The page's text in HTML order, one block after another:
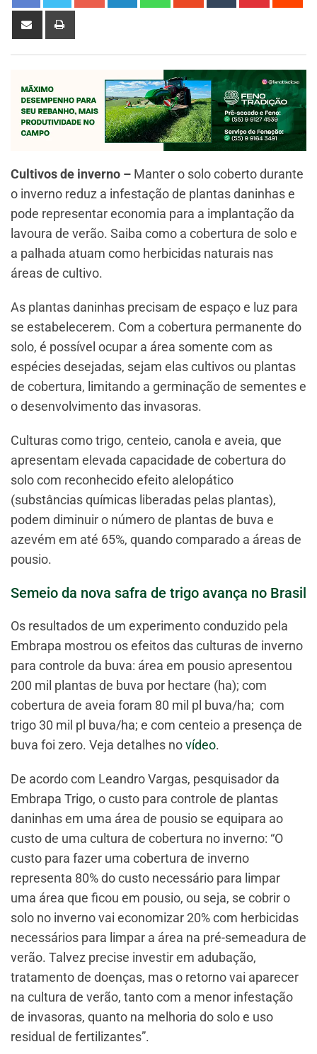
Cultivos de inverno – Manter o solo coberto durante
o inverno reduz a infestação de plantas daninhas e
pode representar economia para a implantação da
lavoura de verão. Saiba como a cobertura de solo e
a palhada atuam como herbicidas naturais nas
áreas de cultivo.
As plantas daninhas precisam de espaço e luz para
se estabelecerem. Com a cobertura permanente do
solo, é possível ocupar a área somente com as
espécies desejadas, sejam elas cultivos ou plantas
de cobertura, limitando a germinação de sementes e
o desenvolvimento das invasoras.
Culturas como trigo, centeio, canola e aveia, que
apresentam elevada capacidade de cobertura do
solo com reconhecido efeito alelopático
(substâncias químicas liberadas pelas plantas),
podem diminuir o número de plantas de buva e
azevém em até 65%, quando comparado a áreas de
pousio.
Semeio da nova safra de trigo avança no Brasil
Os resultados de um experimento conduzido pela
Embrapa mostrou os efeitos das culturas de inverno
para controle da buva: área em pousio apresentou
200 mil plantas de buva por hectare (ha); com
cobertura de aveia foram 80 mil pl buva/ha; com
trigo 30 mil pl buva/ha; e com centeio a presença de
buva foi zero. Veja detalhes novídeo.
De acordo com Leandro Vargas, pesquisador da
Embrapa Trigo, o custo para controle de plantas
daninhas em uma área de pousio se equipara ao
custo de uma cultura de cobertura no inverno: “O
custo para fazer uma cobertura de inverno
representa 80% do custo necessário para limpar
uma área que ficou em pousio, ou seja, se cobrir o
solo no inverno vai economizar 20% com herbicidas
necessários para limpar a área na pré-semeadura de
verão. Talvez precise investir em adubação,
tratamento de doenças, mas o retorno vai aparecer
na cultura de verão, tanto com a menor infestação
de invasoras, quanto na melhoria do solo e uso
residual de fertilizantes”.